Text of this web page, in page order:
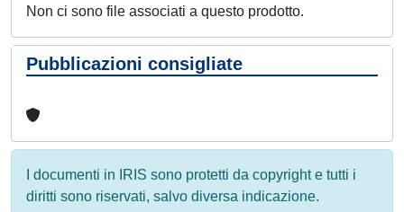
Non ci sono file associati a questo prodotto.
Pubblicazioni consigliate
I documenti in IRIS sono protetti da copyright e tutti i
diritti sono riservati, salvo diversa indicazione.